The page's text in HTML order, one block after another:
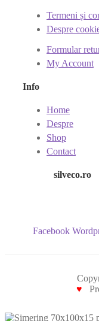
Termeni și
Despre
Formular
My Account
Info
Home
Despre
Shop
Contact
silveco.ro
Facebook
♥